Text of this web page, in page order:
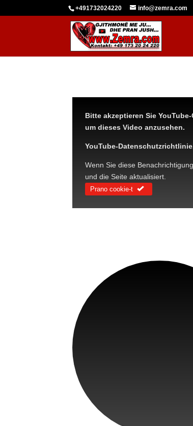
+491732024220 info@zemra.com
Bitte akzeptieren Sie
um dieses Video anzusehen.
YouTube-
Wenn Sie diese
und die Seite aktualisiert.
Prano cookie-t